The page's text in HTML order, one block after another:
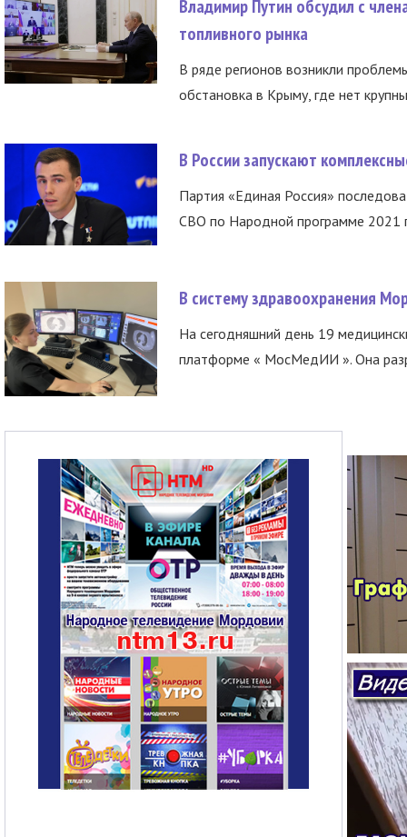
Владимир Путин обсудил с
топливного рынка
В ряде регионов возникли
обстановка в Крыму, где нет
В России запускают
Партия «Единая Россия»
СВО по Народной программе 2021
В систему здравоохранения
На сегодняшний день 19
платформе « МосМедИИ ». Она